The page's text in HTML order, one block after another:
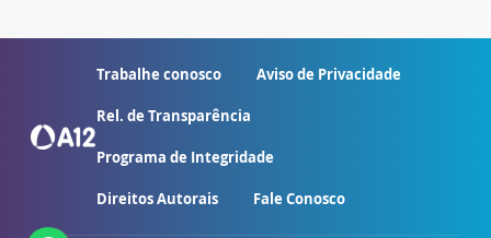
Trabalhe conosco Aviso de Privacidade
Rel. de Transparência
Programa de Integridade
Direitos Autorais Fale Conosco